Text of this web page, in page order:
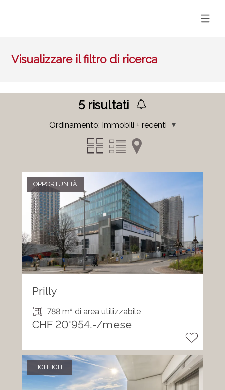
Visualizzare il filtro di ricerca
5risultati
Ordinamento: Immobili + recenti
OPPORTUNITÀ
Prilly
788 m² di area utilizzabile
CHF 20'954.-/mese
HIGHLIGHT